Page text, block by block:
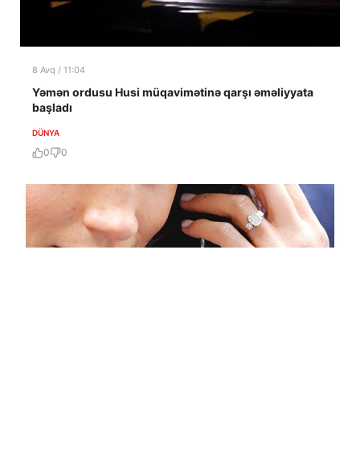
8 Avq / 11:04
Yəmən ordusu Husi müqavimətinə qarşı əməliyyata
başladı
DÜNYA
0 0